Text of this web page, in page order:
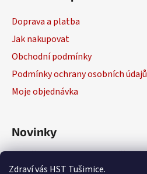
Zdraví vás HST Tušimice.
Doprava a platba
Jak nakupovat
Obchodní podmínky
Podmínky ochrany osobních údajů
Moje objednávka
Novinky
Výběr elektrického nářadí
29.1.2026